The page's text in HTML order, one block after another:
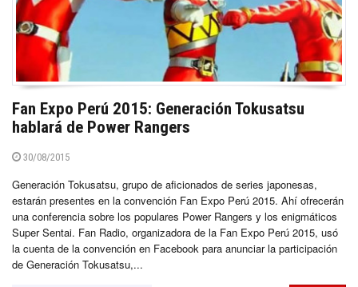
Fan Expo Perú 2015: Generación Tokusatsu
hablará de Power Rangers
30/08/2015
Generación Tokusatsu, grupo de aficionados de series japonesas,
estarán presentes en la convención Fan Expo Perú 2015. Ahí ofrecerán
una conferencia sobre los populares Power Rangers y los enigmáticos
Super Sentai. Fan Radio, organizadora de la Fan Expo Perú 2015, usó
la cuenta de la convención en Facebook para anunciar la participación
de Generación Tokusatsu,...